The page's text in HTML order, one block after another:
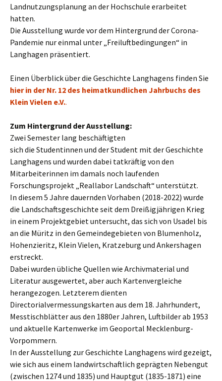
Landnutzungsplanung an der Hochschule erarbeitet
hatten.
Die Ausstellung wurde vor dem Hintergrund der Corona-
Pandemie nur einmal unter „Freiluftbedingungen“ in
Langhagen präsentiert.
Einen Überblick über die Geschichte Langhagens finden Sie
hier in der Nr. 12 des heimatkundlichen Jahrbuchs des
Klein Vielen e.V..
Zum Hintergrund der Ausstellung:
Zwei Semester lang beschäftigten
sich die Studentinnen und der Student mit der Geschichte
Langhagens und wurden dabei tatkräftig von den
Mitarbeiterinnen im damals noch laufenden
Forschungsprojekt „Reallabor Landschaft“ unterstützt.
In diesem 5 Jahre dauernden Vorhaben (2018-2022) wurde
die Landschaftsgeschichte seit dem Dreißigjährigen Krieg
in einem Projektgebiet untersucht, das sich von Usadel bis
an die Müritz in den Gemeindegebieten von Blumenholz,
Hohenzieritz, Klein Vielen, Kratzeburg und Ankershagen
erstreckt.
Dabei wurden übliche Quellen wie Archivmaterial und
Literatur ausgewertet, aber auch Kartenvergleiche
herangezogen. Letzterem dienten
Directorialvermessungskarten aus dem 18. Jahrhundert,
Messtischblätter aus den 1880er Jahren, Luftbilder ab 1953
und aktuelle Kartenwerke im Geoportal Mecklenburg-
Vorpommern.
In der Ausstellung zur Geschichte Langhagens wird gezeigt,
wie sich aus einem landwirtschaftlich geprägten Nebengut
(zwischen 1274 und 1835) und Hauptgut (1835-1871) eine